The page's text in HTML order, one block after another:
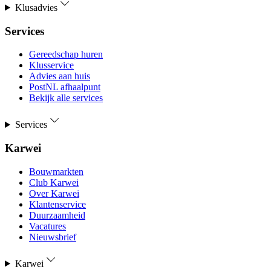
Klusadvies
Services
Gereedschap huren
Klusservice
Advies aan huis
PostNL afhaalpunt
Bekijk alle services
Services
Karwei
Bouwmarkten
Club Karwei
Over Karwei
Klantenservice
Duurzaamheid
Vacatures
Nieuwsbrief
Karwei